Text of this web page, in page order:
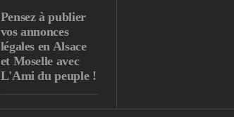
Pensez à publier
vos annonces
légales en Alsace
et Moselle avec
L'Ami du peuple !